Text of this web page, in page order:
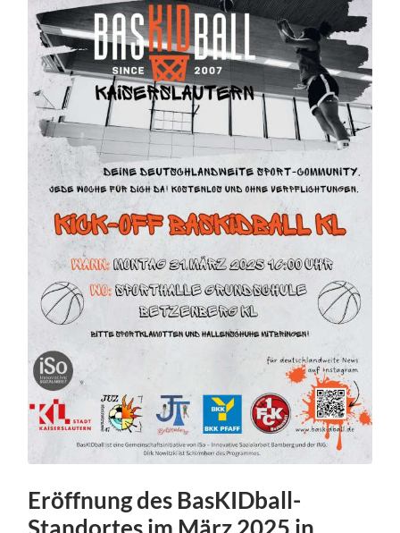
Eröffnung des BasKIDball-